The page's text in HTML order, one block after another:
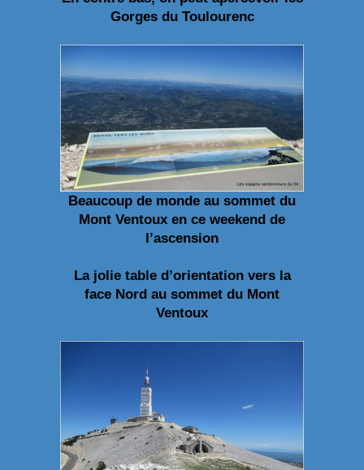
Gorges du Toulourenc
Beaucoup de monde au sommet du
Mont Ventoux en ce weekend de
l’ascension
La jolie table d’orientation vers la
face Nord au sommet du Mont
Ventoux